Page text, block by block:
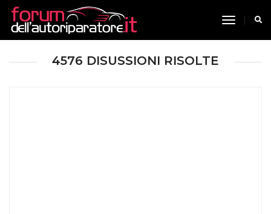
toggle
4576 DISUSSIONI RISOLTE